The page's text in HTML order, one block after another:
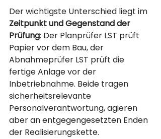
Der wichtigste Unterschied liegt im
Zeitpunkt und Gegenstand der
Prüfung: Der Planprüfer LST prüft
Papier vor dem Bau, der
Abnahmeprüfer LST prüft die
fertige Anlage vor der
Inbetriebnahme. Beide tragen
sicherheitsrelevante
Personalverantwortung, agieren
aber an entgegengesetzten Enden
der Realisierungskette.